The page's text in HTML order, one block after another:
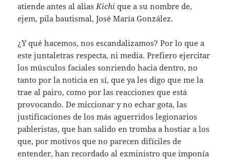
atiende antes al aliasKichi que a su nombre de,
ejem, pila bautismal, José María González.
¿Y qué hacemos, nos escandalizamos? Por lo que a
este juntaletras respecta, ni media. Prefiero ejercitar
los músculos faciales sonriendo hacia dentro, no
tanto por la noticia en sí, que ya les digo que me la
trae al pairo, como por las reacciones que está
provocando. De miccionar y no echar gota, las
justificaciones de los más aguerridos legionarios
pableristas, que han salido en tromba a hostiar a los
que, por motivos que no parecen difíciles de
entender, han recordado al exministro que imponía